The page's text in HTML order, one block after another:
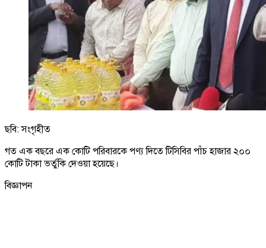
ছবি: সংগৃহীত
গত এক বছরে এক কোটি পরিবারকে পণ্য দিতে টিসিবির পাঁচ হাজার ২০০
কোটি টাকা ভর্তুকি দেওয়া হয়েছে।
বিজ্ঞাপন